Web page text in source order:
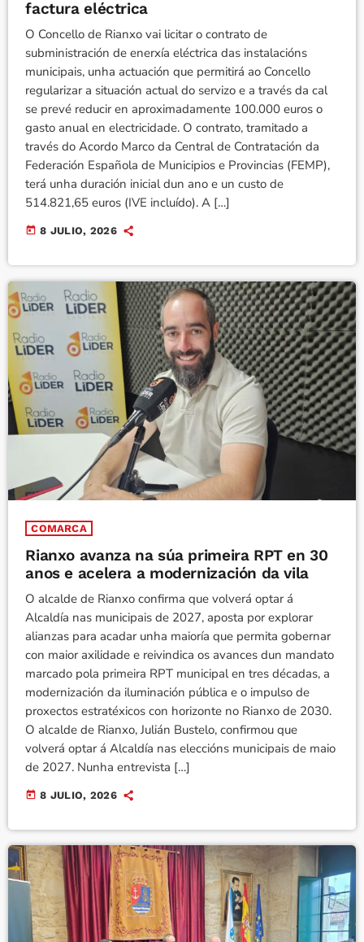
factura eléctrica
O Concello de Rianxo vai licitar o contrato de
subministración de enerxía eléctrica das instalacións
municipais, unha actuación que permitirá ao Concello
regularizar a situación actual do servizo e a través da cal
se prevé reducir en aproximadamente 100.000 euros o
gasto anual en electricidade. O contrato, tramitado a
través do Acordo Marco da Central de Contratación da
Federación Española de Municipios e Provincias (FEMP),
terá unha duración inicial dun ano e un custo de
514.821,65 euros (IVE incluído). A […]
today 8 JULIO, 2026
COMARCA
Rianxo avanza na súa primeira RPT en 30
anos e acelera a modernización da vila
O alcalde de Rianxo confirma que volverá optar á
Alcaldía nas municipais de 2027, aposta por explorar
alianzas para acadar unha maioría que permita gobernar
con maior axilidade e reivindica os avances dun mandato
marcado pola primeira RPT municipal en tres décadas, a
modernización da iluminación pública e o impulso de
proxectos estratéxicos con horizonte no Rianxo de 2030.
O alcalde de Rianxo, Julián Bustelo, confirmou que
volverá optar á Alcaldía nas eleccións municipais de maio
de 2027. Nunha entrevista […]
today 8 JULIO, 2026